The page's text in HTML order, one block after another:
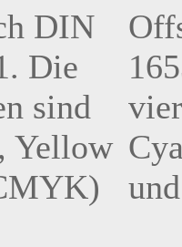
DIN
Die
sind
Yellow